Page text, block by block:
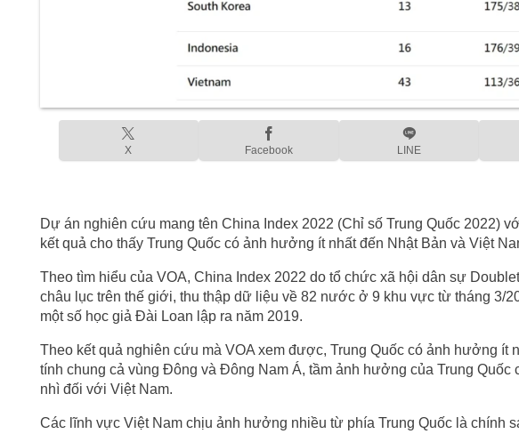
X Facebook LINE
Dự án nghiên cứu mang tên China Index 2022 (Chỉ số Trung Quốc 2022)
kết quả cho thấy Trung Quốc có ảnh hưởng ít nhất đến Nhật Bản và Việt
Theo tìm hiểu của VOA, China Index 2022 do tổ chức xã hội dân sự
châu lục trên thế giới, thu thập dữ liệu về 82 nước ở 9 khu vực từ tháng 3/
một số học giả Đài Loan lập ra năm 2019.
Theo kết quả nghiên cứu mà VOA xem được, Trung Quốc có ảnh hưởng ít
tính chung cả vùng Đông và Đông Nam Á, tầm ảnh hưởng của Trung Quốc
nhì đối với Việt Nam.
Các lĩnh vực Việt Nam chịu ảnh hưởng nhiều từ phía Trung Quốc là chính